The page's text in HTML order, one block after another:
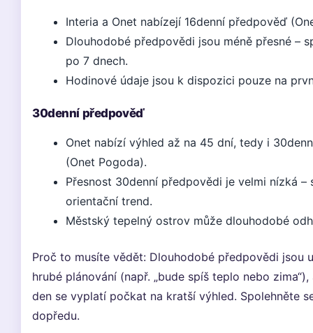
Interia a Onet nabízejí 16denní předpověď
Dlouhodobé předpovědi jsou méně přesné –
po 7 dnech.
Hodinové údaje jsou k dispozici pouze na
30denní předpověď
Onet nabízí výhled až na 45 dní, tedy i
(Onet Pogoda).
Přesnost 30denní předpovědi je velmi nízká –
orientační trend.
Městský tepelný ostrov může dlouhodobé
Proč to musíte vědět: Dlouhodobé předpovědi jsou
hrubé plánování (např. „bude spíš teplo nebo
den se vyplatí počkat na kratší výhled. Spolehněte
dopředu.